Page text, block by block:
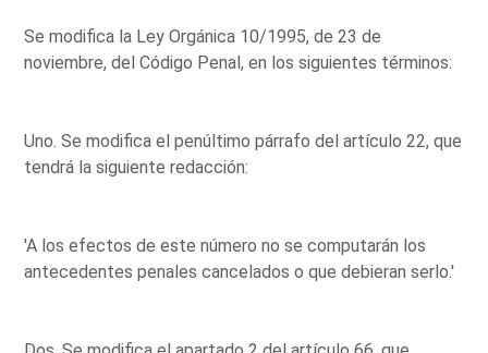
Se modifica la Ley Orgánica 10/1995, de 23 de
noviembre, del Código Penal, en los siguientes términos:
Uno. Se modifica el penúltimo párrafo del artículo 22, que
tendrá la siguiente redacción:
'A los efectos de este número no se computarán los
antecedentes penales cancelados o que debieran serlo.'